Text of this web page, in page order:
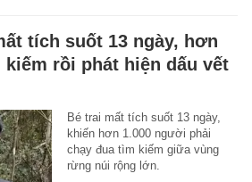
tích suốt 13 ngày, hơn
rồi phát hiện dấu vết
Bé trai mất tích suốt 13 ngày,
khiến hơn 1.000 người phải
chạy đua tìm kiếm giữa vùng
rừng núi rộng lớn.